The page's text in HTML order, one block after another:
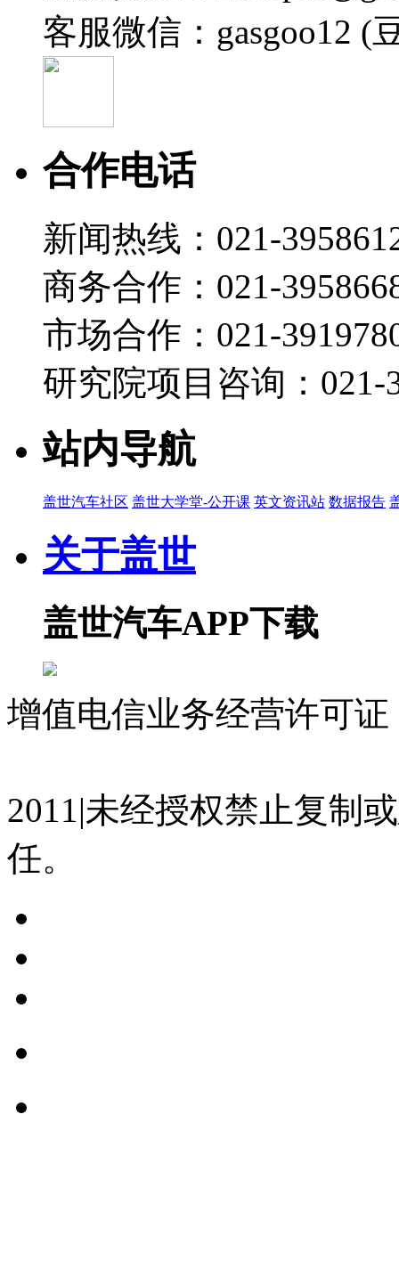
客服微信：gasgoo12 (
合作电话
新闻热线：021-
商务合作：021-
市场合作：021-
研究院项目咨询：021-
站内导航
盖世汽车社区 盖世大学堂-公开课 英文资讯站 数据报告
关于盖世
盖世汽车APP下载
增值电信业务经营许可
2011|未经授权禁止复制
任。